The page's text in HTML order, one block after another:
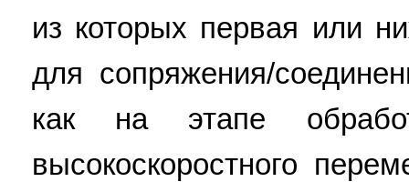
из которых первая или
для сопряжения/
как на этапе
высокоскоростного